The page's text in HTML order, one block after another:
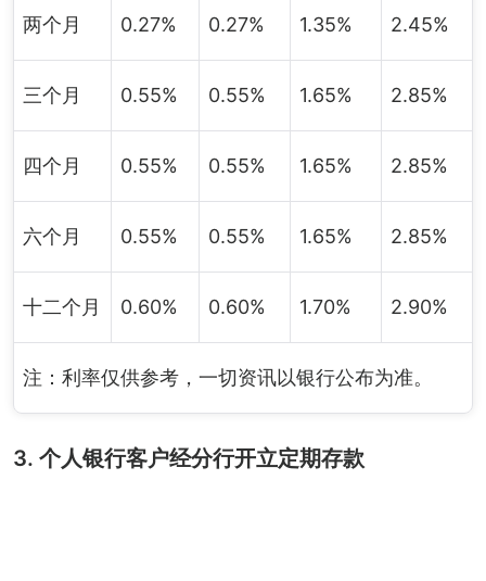
两个月 0.27% 0.27% 1.35% 2.45%
三个月 0.55% 0.55% 1.65% 2.85%
四个月 0.55% 0.55% 1.65% 2.85%
六个月 0.55% 0.55% 1.65% 2.85%
十二个月 0.60% 0.60% 1.70% 2.90%
注：利率仅供参考，一切资讯以银行公布为准。
3. 个人银行客户经分行开立定期存款